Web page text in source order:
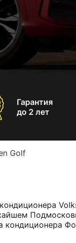
Гарантия
до 2 лет
Golf